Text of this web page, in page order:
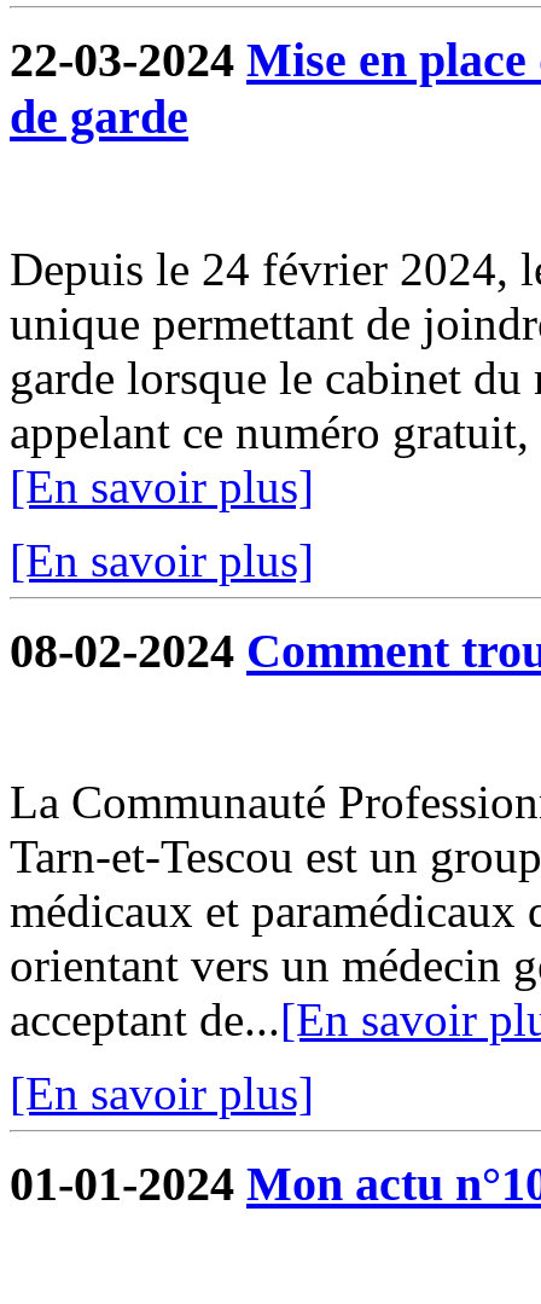
22-03-2024 Mise en
de garde
Depuis le 24 février 2024,
unique permettant de
garde lorsque le cabinet
appelant ce numéro
[En savoir plus]
[En savoir plus]
08-02-2024 Comment
La Communauté
Tarn-et-Tescou est un
médicaux et paramédicaux
orientant vers un médecin
acceptant de...[En savoir
[En savoir plus]
01-01-2024 Mon actu